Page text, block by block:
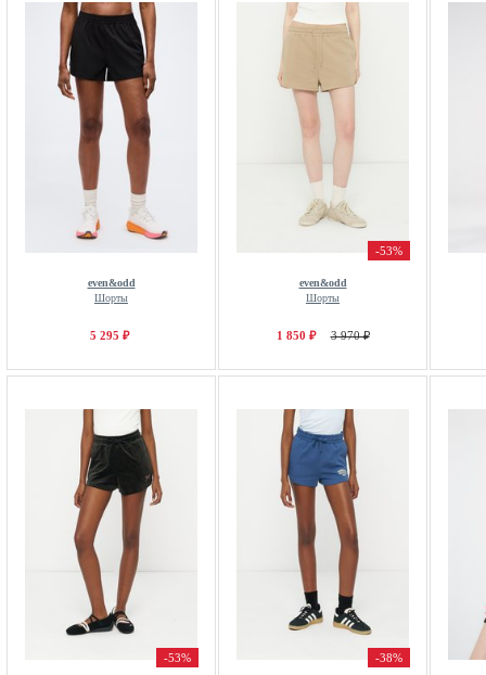
even&odd
Шорты
5 295 ₽
-53%
even&odd
Шорты
1 850 ₽ 3 970 ₽
-53% -38%